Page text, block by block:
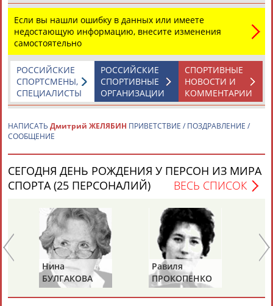
Каримжан
Аделя
Андрей
Герман
АБДУЛАЕВ
Тагир
АБДУЛАЕВ
Камиль
АБДУЛАЗИЗОВ
Загалав
АБДУЛБЕКОВ
Камалудин
Абдула
Магомед
Назир
Если вы нашли ошибку в данных или имеете
недостающую информацию, внесите изменения
самостоятельно
СПОРТИВНЫЕ
НОВОСТИ И
КОММЕНТАРИИ
РОССИЙСКИЕ
СПОРТИВНЫЕ
ОРГАНИЗАЦИИ
РОССИЙСКИЕ
СПОРТСМЕНЫ,
СПЕЦИАЛИСТЫ
НАПИСАТЬ Дмитрий ЖЕЛЯБИН ПРИВЕТСТВИЕ / ПОЗДРАВЛЕНИЕ /
СООБЩЕНИЕ
СЕГОДНЯ ДЕНЬ РОЖДЕНИЯ У ПЕРСОН ИЗ МИРА
СПОРТА (25 ПЕРСОНАЛИЙ)
ВЕСЬ СПИСОК
Нина
БУЛГАКОВА
Равиля
ПРОКОПЕНКО
(САЛИМОВА)